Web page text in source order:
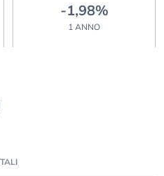
-1,98%
1 ANNO